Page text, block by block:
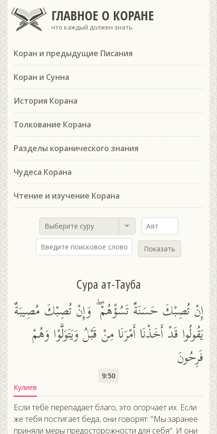
ГЛАВНОЕ О КОРАНЕ
что каждый должен знать
Коран и предыдущие Писания
Коран и Сунна
История Корана
Толкование Корана
Разделы коранического знания
Чудеса Корана
Чтение и изучение Корана
Выберите суру
Показать
Сура ат-Тауба
إِنْ تُصِبْكَ حَسَنَةٌ تَسُؤْهُمْ ۖ وَإِنْ تُصِبْكَ مُصِيبَةٌ
يَقُولُوا قَدْ أَخَذْنَا أَمْرَنَا مِنْ قَبْلُ وَيَتَوَلَّوْا وَهُمْ
فَرِحُونَ
9:50
Кулиев
Если тебе перепадает благо, это огорчает их. Если
же тебя постигает беда, они говорят: "Мы заранее
приняли меры предосторожности для себя". И они